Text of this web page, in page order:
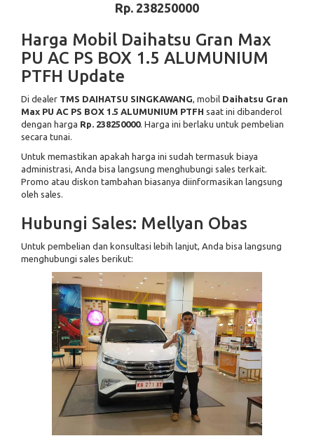
Rp. 238250000
Harga Mobil Daihatsu Gran Max
PU AC PS BOX 1.5 ALUMUNIUM
PTFH Update
Di dealer TMS DAIHATSU SINGKAWANG, mobil Daihatsu Gran
Max PU AC PS BOX 1.5 ALUMUNIUM PTFH saat ini dibanderol
dengan harga Rp. 238250000. Harga ini berlaku untuk pembelian
secara tunai.
Untuk memastikan apakah harga ini sudah termasuk biaya
administrasi, Anda bisa langsung menghubungi sales terkait.
Promo atau diskon tambahan biasanya diinformasikan langsung
oleh sales.
Hubungi Sales: Mellyan Obas
Untuk pembelian dan konsultasi lebih lanjut, Anda bisa langsung
menghubungi sales berikut: